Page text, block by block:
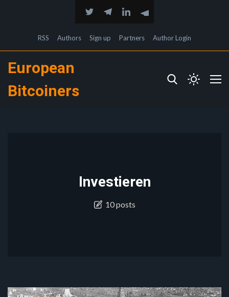
RSS Authors Sign up Partners Author Login
European
Bitcoiners
Investieren
10 posts